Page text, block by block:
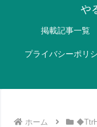
や
掲載記事一覧
プライバシーポリ
ホーム